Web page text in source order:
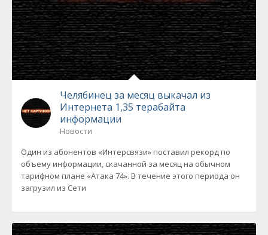
Челябинец за месяц выкачал из
Интернета 1,35 терабайта
информации
Новости
Один из абонентов «Интерсвязи» поставил рекорд по
объему информации, скачанной за месяц на обычном
тарифном плане «Атака 74». В течение этого периода он
загрузил из Сети